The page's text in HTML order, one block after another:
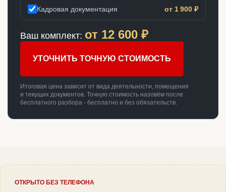
Кадровая документация от 1 900 ₽
Ваш комплект: от 12 600 ₽
УТОЧНИТЬ ТОЧНУЮ СТОИМОСТЬ
Итоговая цена зависит от вида деятельности, помещения
и текущих документов. Точную стоимость назовём после
бесплатного разбора - бесплатно и без обязательств.
ОТКРЫТО БЕЗ ТЕЛЕФОНА